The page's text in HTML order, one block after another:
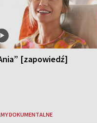
[zapowiedź]
DOKUMENTALNE